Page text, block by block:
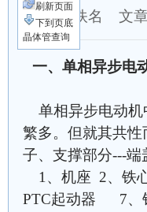
作者：佚名 文
一、单相异步电
单相异步电动机
繁多。但就其共
子、支撑部分---端
1、机座 2、铁
PTC起动器 7、
刷新页面
下到页底
晶体管查询